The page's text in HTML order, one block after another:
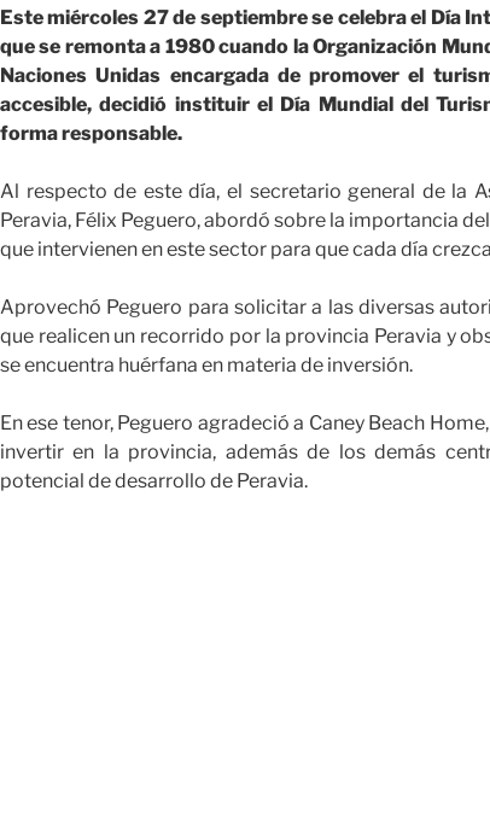
Este miércoles 27 de septiembre se celebra el Día
que se remonta a 1980 cuando la Organización
Naciones Unidas encargada de promover el
accesible, decidió instituir el Día Mundial del
forma responsable.
Al respecto de este día, el secretario general de la
Peravia, Félix Peguero, abordó sobre la importancia
que intervienen en este sector para que cada día
Aprovechó Peguero para solicitar a las diversas
que realicen un recorrido por la provincia Peravia y
se encuentra huérfana en materia de inversión.
En ese tenor, Peguero agradeció a Caney Beach
invertir en la provincia, además de los demás
potencial de desarrollo de Peravia.